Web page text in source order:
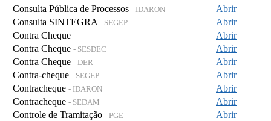
Consulta Pública de Processos - IDARON
Abrir
Consulta SINTEGRA - SEGEP
Abrir
Contra Cheque
Abrir
Contra Cheque - SESDEC
Abrir
Contra Cheque - DER
Abrir
Contra-cheque - SEGEP
Abrir
Contracheque - IDARON
Abrir
Contracheque - SEDAM
Abrir
Controle de Tramitação - PGE
Abrir